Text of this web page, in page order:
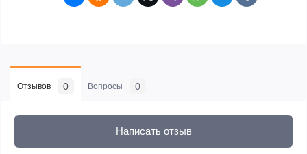
Отзывов 0 Вопросы 0
Написать отзыв